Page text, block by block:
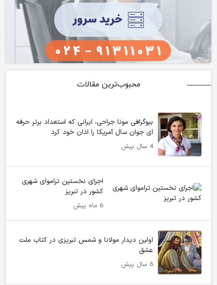
محبوب‌ترین مقالات
بیوگرافی مونا جراحی، ایرانی که استعداد برتر حرفه
ای جوان سال آمریکا را اذان خود کرد
4 سال پیش
اجرای نخستین تراموای شهری
کشور در تبریز
6 ماه پیش
اولین دیدار مولانا و شمس تبریزی در کتاب ملت
عشق
6 سال پیش